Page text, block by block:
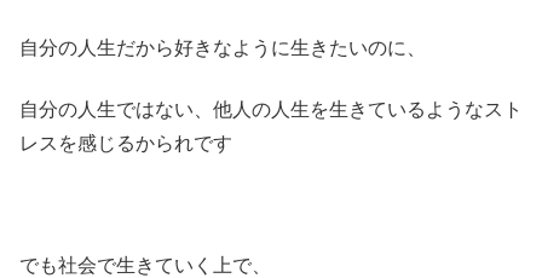
自分の人生だから好きなように生きたいのに、
自分の人生ではない、他人の人生を生きているようなスト
レスを感じるかられです
でも社会で生きていく上で、